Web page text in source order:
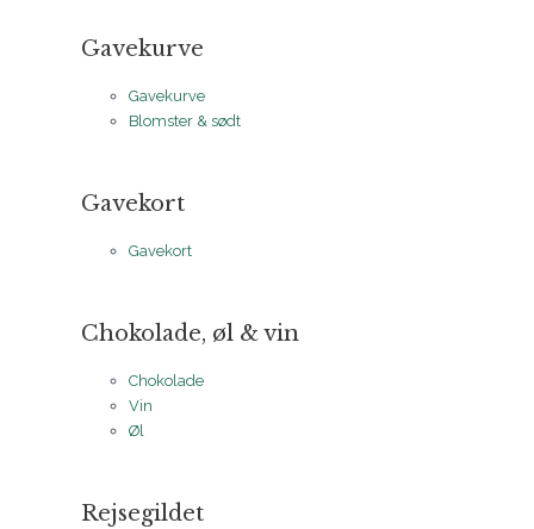
Gavekurve
Gavekurve
Blomster & sødt
Gavekort
Gavekort
Chokolade, øl & vin
Chokolade
Vin
Øl
Rejsegildet